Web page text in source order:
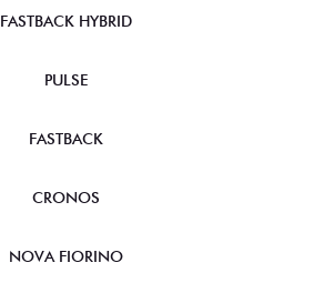
FASTBACK HYBRID
PULSE
FASTBACK
CRONOS
NOVA FIORINO